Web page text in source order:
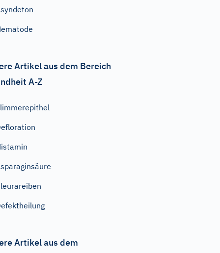
Artikel aus dem Bereich
A-Z
Artikel aus dem